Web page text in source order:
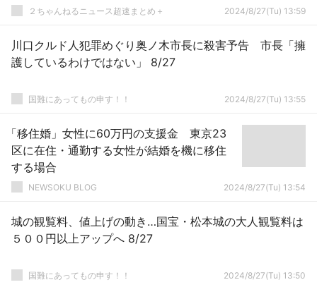
２ちゃんねるニュース超速まとめ＋ 2024/8/27(Tu) 13:59
川口クルド人犯罪めぐり奥ノ木市長に殺害予告 市長「擁
護しているわけではない」 8/27
国難にあってもの申す！！ 2024/8/27(Tu) 13:55
「移住婚」女性に60万円の支援金 東京23
区に在住・通勤する女性が結婚を機に移住
する場合
NEWSOKU BLOG 2024/8/27(Tu) 13:54
城の観覧料、値上げの動き…国宝・松本城の大人観覧料は
５００円以上アップへ 8/27
国難にあってもの申す！！ 2024/8/27(Tu) 13:50